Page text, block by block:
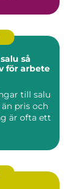
så
för arbete
till salu
pris och
är ofta ett